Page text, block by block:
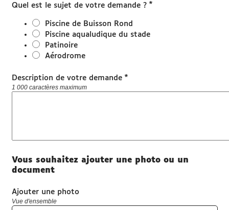
Quel est le sujet de votre demande ? *
Piscine de Buisson Rond
Piscine aqualudique du stade
Patinoire
Aérodrome
Description de votre demande *
1 000 caractères maximum
Vous souhaitez ajouter une photo ou un
document
Ajouter une photo
Vue d'ensemble